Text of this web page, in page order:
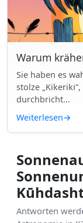
Warum
Sie haben es
stolze
durchbricht...
Weiterlesen→
Antworten